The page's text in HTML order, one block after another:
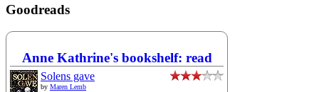
Goodreads
Anne Kathrine's bookshelf: read
Solens gave
by Maren Lemb